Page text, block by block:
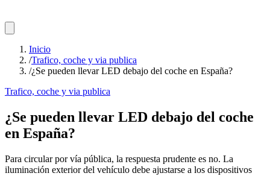
Inicio
/Trafico, coche y via publica
/¿Se pueden llevar LED debajo del coche en España?
Trafico, coche y via publica
¿Se pueden llevar LED debajo del coche
en España?
Para circular por vía pública, la respuesta prudente es no. La
iluminación exterior del vehículo debe ajustarse a los dispositivos